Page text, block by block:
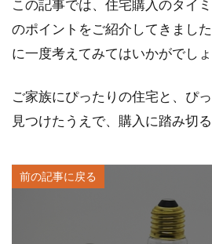
この記事では、住宅購入のタイ
のポイントをご紹介してきまし
に一度考えてみてはいかがでしょ
ご家族にぴったりの住宅と、ぴ
見つけたうえで、購入に踏み切
前の記事に戻る